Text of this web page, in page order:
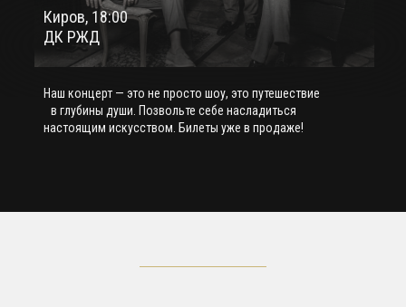
Наш концерт — это не просто шоу, это путешествие
в глубины души. Позвольте себе насладиться
настоящим искусством. Билеты уже в продаже!
Киров, 18:00
ДК РЖД